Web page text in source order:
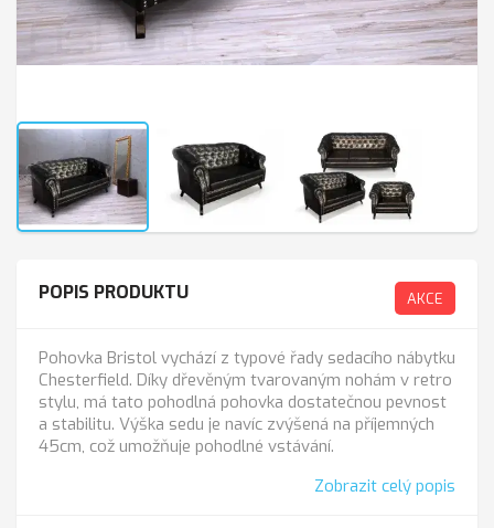
POPIS PRODUKTU AKCE
Pohovka Bristol vychází z typové řady sedacího nábytku
Chesterfield. Díky dřevěným tvarovaným nohám v retro
stylu, má tato pohodlná pohovka dostatečnou pevnost
a stabilitu. Výška sedu je navíc zvýšená na příjemných
45cm, což umožňuje pohodlné vstávání.
Zobrazit celý popis